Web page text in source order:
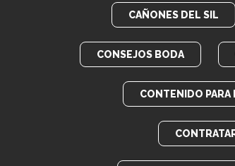
CAÑONES DEL SIL
CONSEJOS BODA
CONTENIDO PARA